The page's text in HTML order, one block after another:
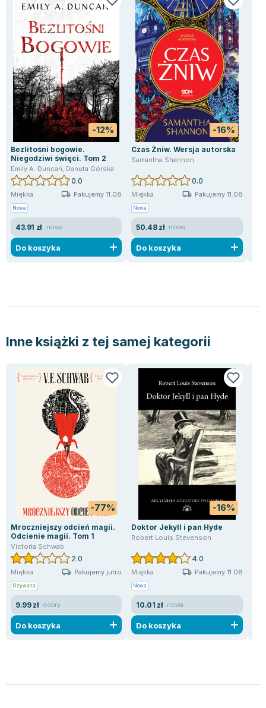
-12%
Bezlitośni bogowie.
Niegodziwi święci. Tom 2
Emily A. Duncan, Danuta Górska
0.0
Miękka Pakujemy 11.08
Nowa
43.91 zł nowa
Do koszyka
-16%
Czas Żniw. Wersja autorska
Samantha Shannon
0.0
Miękka Pakujemy 11.08
Nowa
50.48 zł nowa
Do koszyka
Inne książki z tej samej kategorii
-77%
Mroczniejszy odcień magii.
Odcienie magii. Tom 1
Victoria Schwab
2.0
Miękka Pakujemy jutro
Używana
9.99 zł dobry
Do koszyka
-16%
Doktor Jekyll i pan Hyde
Robert Louis Stevenson
4.0
Miękka Pakujemy 11.08
Nowa
10.01 zł nowa
Do koszyka